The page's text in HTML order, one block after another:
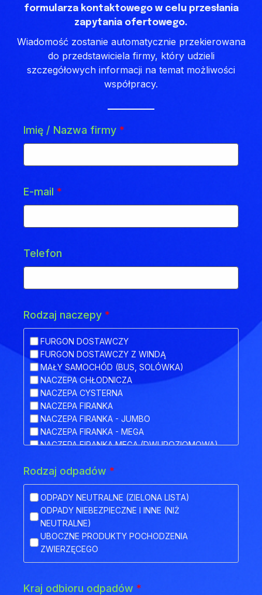
formularza kontaktowego w celu przesłania
zapytania ofertowego.
Wiadomość zostanie automatycznie przekierowana
do przedstawiciela firmy, który udzieli
szczegółowych informacji na temat możliwości
współpracy.
Imię / Nazwa firmy *
E-mail *
Telefon
Rodzaj naczepy *
FURGON DOSTAWCZY
FURGON DOSTAWCZY Z WINDĄ
MAŁY SAMOCHÓD (BUS, SOLÓWKA)
NACZEPA CHŁODNICZA
NACZEPA CYSTERNA
NACZEPA FIRANKA
NACZEPA FIRANKA - JUMBO
NACZEPA FIRANKA - MEGA
NACZEPA FIRANKA MEGA (DWUPOZIOMOWA)
NACZEPA HAKOWA Z PRZYCZEPĄ
NACZEPA IZOTERMA
NACZEPA KŁONICOWA
NACZEPA KONTENEROWA
NACZEPA MEGA (NISKOPODWOZIOWA)
NACZEPA NISKOPODWOZIOWA
NACZEPA NISKOPODWOZIOWA Z OBNIŻONYM
POKŁADEM
NACZEPA PLATFORMA
Rodzaj odpadów *
ODPADY NEUTRALNE (ZIELONA LISTA)
ODPADY NIEBEZPIECZNE I INNE (NIŻ
NEUTRALNE)
UBOCZNE PRODUKTY POCHODZENIA
ZWIERZĘCEGO
Kraj odbioru odpadów *